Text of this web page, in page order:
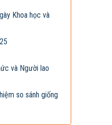
so sánh giống
bắp kín, lõi nhỏ,